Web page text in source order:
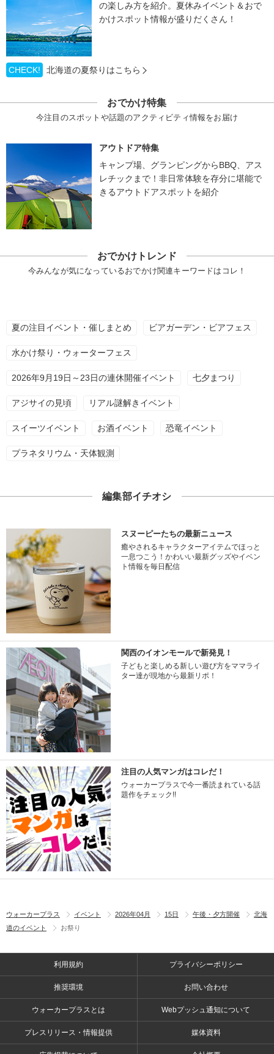
の楽しみ方を紹介。夏休みイベント＆おで
かけスポット情報が盛りだくさん！
CHECK! 北海道の夏祭りはこちら
おでかけ特集
今注目のスポットや話題のアクティビティ情報をお届け
アウトドア特集
キャンプ場、グランピングからBBQ、アス
レチックまで！非日常体験を存分に堪能で
きるアウトドアスポットを紹介
おでかけトレンド
今みんなが気になっているおでかけ関連キーワードはコレ！
夏の注目イベント・催しまとめ ビアガーデン・ビアフェス
水かけ祭り・ウォーターフェス
2026年9月19日～23日の連休開催イベント 七夕まつり
アジサイの見頃 リアル謎解きイベント
スイーツイベント お酒イベント 恐竜イベント
プラネタリウム・天体観測
編集部イチオシ
スヌーピーたちの最新ニュース
癒やされるキャラクターアイテムでほっと
一息つこう！かわいい最新グッズやイベン
ト情報を毎日配信
関西のイオンモールで新発見！
子どもと楽しめる新しい遊び方をママライ
ター達が現地から最新リポ！
注目の人気マンガはコレだ！
ウォーカープラスで今一番読まれている話
題作をチェック!!
ウォーカープラス イベント 2026年04月 15日 午後・夕方開催
北海
道のイベント
お祭り
利用規約 プライバシーポリシー
推奨環境 お問い合わせ
ウォーカープラスとは Webプッシュ通知について
プレスリリース・情報提供 媒体資料